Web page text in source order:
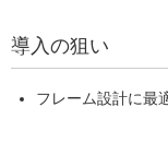
導入の狙い
フレーム設計に最